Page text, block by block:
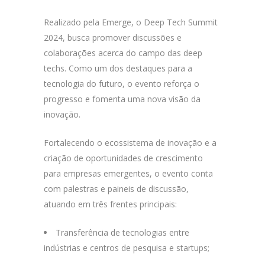
Realizado pela Emerge, o Deep Tech Summit
2024, busca promover discussões e
colaborações acerca do campo das deep
techs. Como um dos destaques para a
tecnologia do futuro, o evento reforça o
progresso e fomenta uma nova visão da
inovação.
Fortalecendo o ecossistema de inovação e a
criação de oportunidades de crescimento
para empresas emergentes, o evento conta
com palestras e paineis de discussão,
atuando em três frentes principais:
Transferência de tecnologias entre
indústrias e centros de pesquisa e startups;